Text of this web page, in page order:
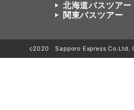
北海道バスツアー
関東バスツアー
c2020 Sapporo Express Co.Ltd.